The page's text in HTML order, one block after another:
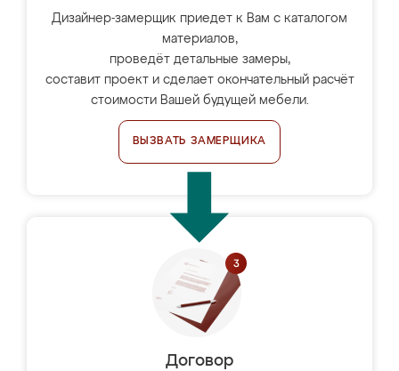
Дизайнер-замерщик приедет к Вам с каталогом
материалов,
проведёт детальные замеры,
составит проект и сделает окончательный расчёт
стоимости Вашей будущей мебели.
ВЫЗВАТЬ ЗАМЕРЩИКА
Договор